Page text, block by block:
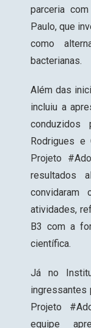
parceria
Paulo, que
como
bacterianas.
Além das
incluiu a
conduzidos
Rodrigues e
Projeto
resultados
convidaram
atividades,
B3 com a
científica.
Já no
ingressantes
Projeto
equipe